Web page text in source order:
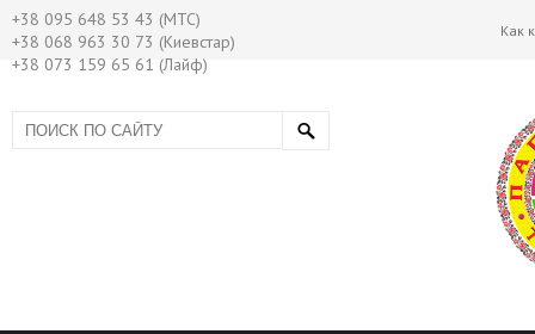
+38 095 648 53 43 (МТС)
+38 068 963 30 73 (Киевстар)
+38 073 159 65 61 (Лайф)
Как